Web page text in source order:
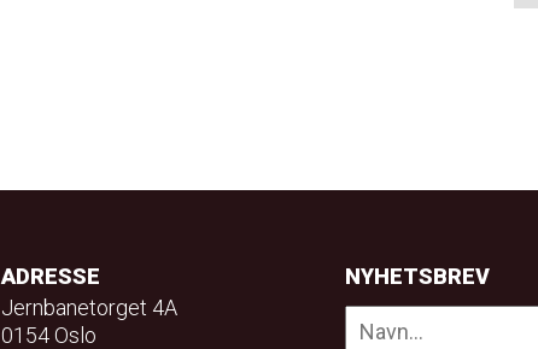
ADRESSE
Jernbanetorget 4A
0154 Oslo
NYHETSBREV